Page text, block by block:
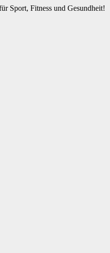
Sport, Fitness und Gesundheit!